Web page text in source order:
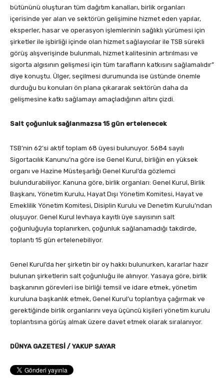
bütününü oluşturan tüm dağıtım kanalları, birlik organları
içerisinde yer alan ve sektörün gelişimine hizmet eden yapılar,
eksperler, hasar ve operasyon işlemlerinin sağlıklı yürümesi için
şirketler ile işbirliği içinde olan hizmet sağlayıcılar ile TSB sürekli
görüş alışverişinde bulunmalı, hizmet kalitesinin artırılması ve
sigorta algısının gelişmesi için tüm tarafların katkısını sağlamalıdır”
diye konuştu. Ülger, seçilmesi durumunda ise üstünde önemle
durduğu bu konuları ön plana çıkararak sektörün daha da
gelişmesine katkı sağlamayı amaçladığının altını çizdi.
Salt çoğunluk sağlanmazsa 15 gün ertelenecek
TSB’nin 62’si aktif toplam 68 üyesi bulunuyor. 5684 sayılı
Sigortacılık Kanunu’na göre ise Genel Kurul, birliğin en yüksek
organı ve Hazine Müsteşarlığı Genel Kurul’da gözlemci
bulundurabiliyor. Kanuna göre, birlik organları: Genel Kurul, Birlik
Başkanı, Yönetim Kurulu, Hayat Dışı Yönetim Komitesi, Hayat ve
Emeklilik Yönetim Komitesi, Disiplin Kurulu ve Denetim Kurulu’ndan
oluşuyor. Genel Kurul levhaya kayıtlı üye sayısının salt
çoğunluğuyla toplanırken, çoğunluk sağlanamadığı takdirde,
toplantı 15 gün ertelenebiliyor.
Genel Kurul’da her şirketin bir oy hakkı bulunurken, kararlar hazır
bulunan şirketlerin salt çoğunluğu ile alınıyor. Yasaya göre, birlik
başkanının görevleri ise birliği temsil ve idare etmek, yönetim
kuruluna başkanlık etmek, Genel Kurul’u toplantıya çağırmak ve
gerektiğinde birlik organlarını veya üçüncü kişileri yönetim kurulu
toplantısına görüş almak üzere davet etmek olarak sıralanıyor.
DÜNYA GAZETESİ / YAKUP SAYAR